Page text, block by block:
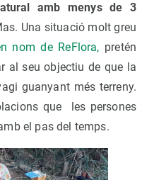
amb menys de 3
Una situació molt greu
nom de ReFlora, pretén
al seu objectiu de que la
guanyant més terreny.
que les persones
el pas del temps.